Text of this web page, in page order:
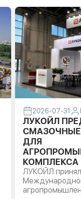
2026-07-31
ЛУКОЙЛ
ДЛЯ
КОМПЛЕКСА
ЛУКОЙЛ принял